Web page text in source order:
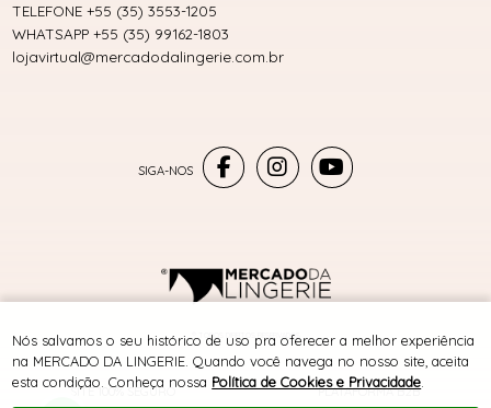
SITE 100% SEGURO PLATAFORMA B2B
TELEFONE +55 (35) 3553-1205
WHATSAPP +55 (35) 99162-1803
lojavirtual@mercadodalingerie.com.br
® TODOS DIREITOS RESERVADOS
Nós salvamos o seu histórico de uso pra oferecer a melhor experiência
na MERCADO DA LINGERIE. Quando você navega no nosso site, aceita
esta condição. Conheça nossa Política de Cookies e Privacidade